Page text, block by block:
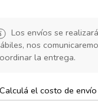
Los envíos se
nos
la entrega.
Calculá el costo de envío